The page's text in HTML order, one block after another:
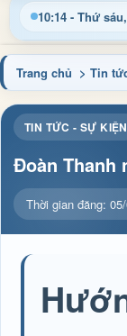
10:14 - Thứ
với Trang
Trang chủ > Tin
TIN TỨC - SỰ KIỆN
Đoàn Thanh
Thời gian đăng: